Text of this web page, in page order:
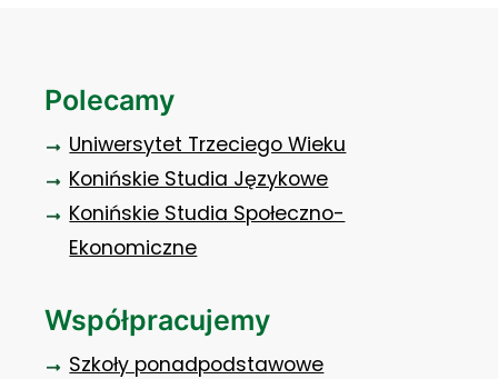
Polecamy
Uniwersytet Trzeciego Wieku
Konińskie Studia Językowe
Konińskie Studia Społeczno-
Ekonomiczne
Współpracujemy
Szkoły ponadpodstawowe